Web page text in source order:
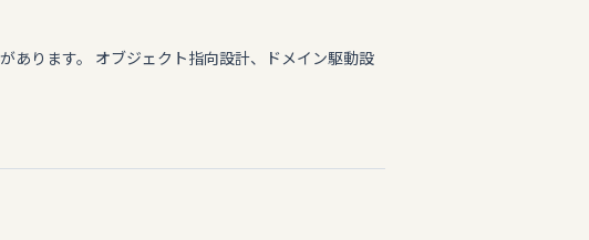
あります。 オブジェクト指向設計、ドメイン駆動設